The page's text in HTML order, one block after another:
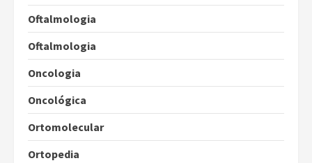
Oftalmologia
Oftalmologia
Oncologia
Oncológica
Ortomolecular
Ortopedia